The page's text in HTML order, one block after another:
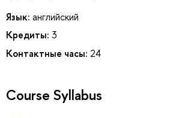
Язык: английский
Кредиты: 3
Контактные часы: 24
Course Syllabus